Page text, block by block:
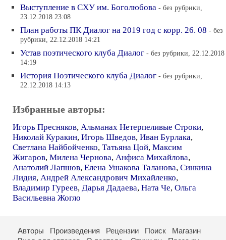
Выступление в СХУ им. Боголюбова - без рубрики,
23.12.2018 23:08
План работы ПК Диалог на 2019 год с корр. 26. 08 - без
рубрики, 22.12.2018 14:21
Устав поэтического клуба Диалог - без рубрики, 22.12.2018
14:19
История Поэтического клуба Диалог - без рубрики,
22.12.2018 14:13
Избранные авторы:
Игорь Пресняков, Альманах Нетерпеливые Строки,
Николай Куракин, Игорь Шведов, Иван Бурлака,
Светлана Найбойченко, Татьяна Цой, Максим
Жигаров, Милена Чернова, Анфиса Михайлова,
Анатолий Лапшов, Елена Ушакова Таланова, Синкина
Лидия, Андрей Александрович Михайленко,
Владимир Гуреев, Дарья Дадаева, Ната Че, Ольга
Васильевна Жогло
Авторы Произведения Рецензии Поиск
Магазин